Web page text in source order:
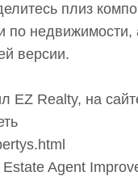
плиз
по недвижимости,
версии.
EZ Realty, на
Agent